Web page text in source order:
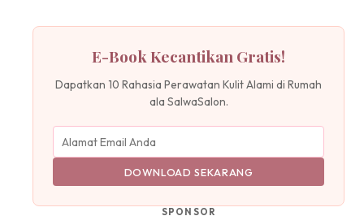
E-Book Kecantikan Gratis!
Dapatkan 10 Rahasia Perawatan Kulit Alami di Rumah
ala SalwaSalon.
DOWNLOAD SEKARANG
SPONSOR